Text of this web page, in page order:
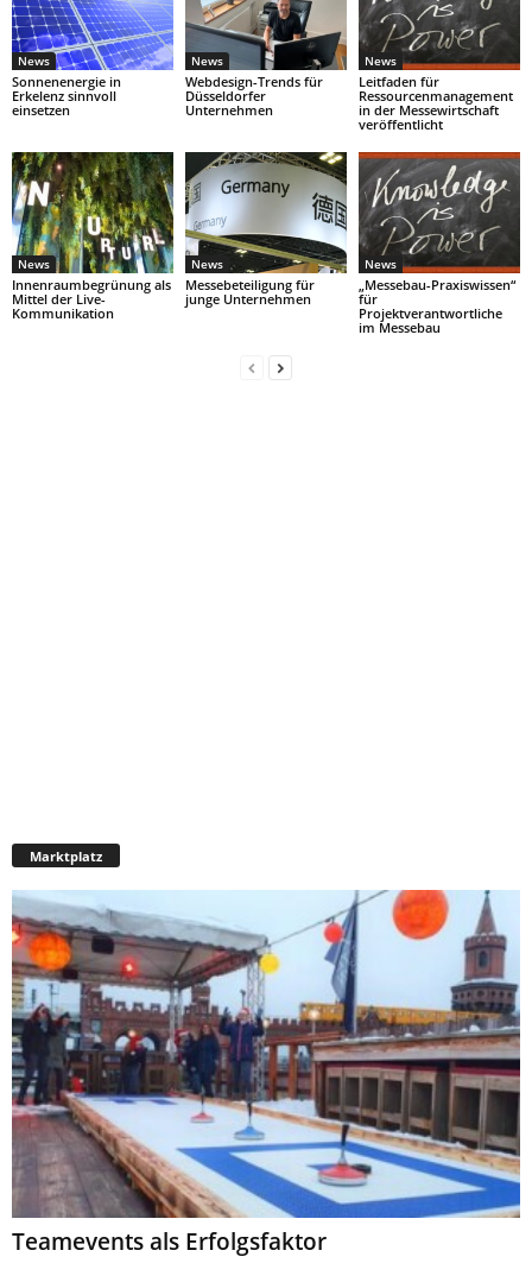
News
Sonnenenergie in
Erkelenz sinnvoll
einsetzen
News
Webdesign-Trends für
Düsseldorfer
Unternehmen
News
Leitfaden für
Ressourcenmanagement
in der Messewirtschaft
veröffentlicht
News
Innenraumbegrünung als
Mittel der Live-
Kommunikation
News
Messebeteiligung für
junge Unternehmen
News
„Messebau-Praxiswissen“
für
Projektverantwortliche
im Messebau
Marktplatz
Teamevents als Erfolgsfaktor